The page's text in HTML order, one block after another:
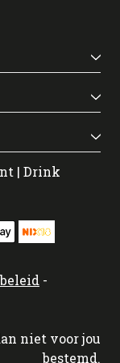
| Drink
-
niet voor jou
bestemd.